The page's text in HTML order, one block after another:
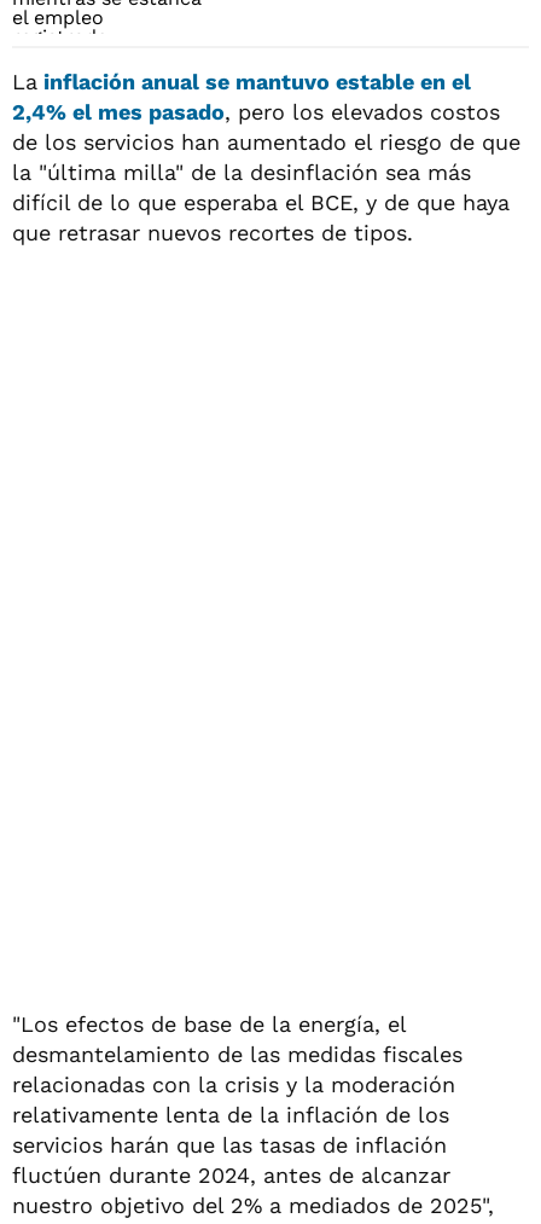
La inflación anual se mantuvo estable en el
2,4% el mes pasado, pero los elevados costos
de los servicios han aumentado el riesgo de que
la "última milla" de la desinflación sea más
difícil de lo que esperaba el BCE, y de que haya
que retrasar nuevos recortes de tipos.
"Los efectos de base de la energía, el
desmantelamiento de las medidas fiscales
relacionadas con la crisis y la moderación
relativamente lenta de la inflación de los
servicios harán que las tasas de inflación
fluctúen durante 2024, antes de alcanzar
nuestro objetivo del 2% a mediados de 2025",